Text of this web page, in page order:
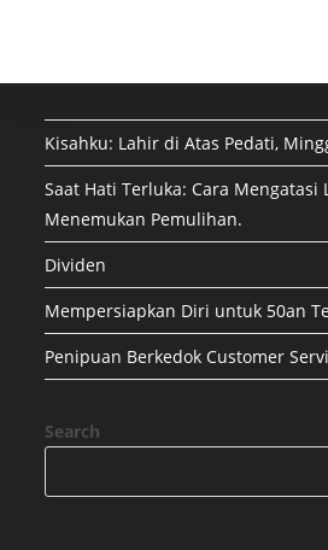
Kisahku: Lahir di Atas Pedati,
Saat Hati Terluka: Cara Mengatasi
Menemukan Pemulihan.
Dividen
Mempersiapkan Diri untuk 50an
Penipuan Berkedok Customer
Search